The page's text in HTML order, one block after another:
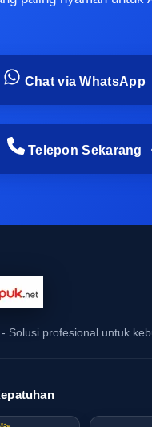
di lapangan
ini langsung
dan penuh energi.
penting dalam
maupun
massa, balon
desain yang tepat
kuat tanpa harus
yang terlalu rumit. Di
juga efektif
Chat via WhatsApp
Telepon Sekarang
Solusi profesional untuk